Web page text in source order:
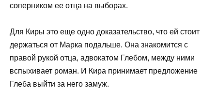
соперником ее отца на выборах.
Для Киры это еще одно доказательство, что ей стоит
держаться от Марка подальше. Она знакомится с
правой рукой отца, адвокатом Глебом, между ними
вспыхивает роман. И Кира принимает предложение
Глеба выйти за него замуж.